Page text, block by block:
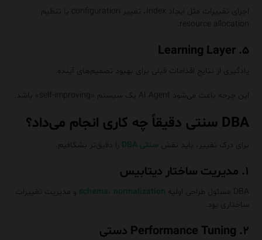
اجرای تغییرات مثل ایجاد Index، تغییر configuration یا تنظیم
resource allocation.
۵. Learning Layer
یادگیری از نتایج اقدامات قبلی برای بهبود تصمیم‌های آینده.
این چرخه باعث می‌شود AI Agent یک سیستم «self-improving» باشد.
DBA سنتی دقیقاً چه کاری انجام می‌داد؟
برای درک تغییر، باید نقش سنتی DBA را دقیق‌تر بشکافیم.
۱. مدیریت ساختار دیتابیس
DBA مسئول طراحی اولیه schema، normalization
و مدیریت تغییرات
ساختاری بود.
۲. Performance Tuning دستی